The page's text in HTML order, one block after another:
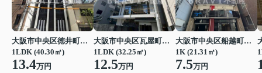
大阪市中央区徳井町２丁目
1LDK (40.30㎡)
13.4万円
大阪市中央区瓦屋町１丁目
1LDK (32.25㎡)
12.5万円
大阪市中央区船越町２丁目
1K (21.31㎡)
7.5万円